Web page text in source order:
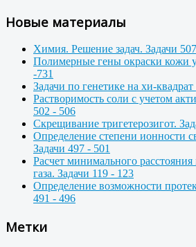
Новые материалы
Химия. Решение задач. Задачи
Полимерные гены окраски кожи
-731
Задачи по генетике на хи-
Растворимость соли с учетом
502 - 506
Скрещивание тригетерозигот.
Определение степени ионности
Задачи 497 - 501
Расчет минимального
газа. Задачи 119 - 123
Определение возможности
491 - 496
Метки